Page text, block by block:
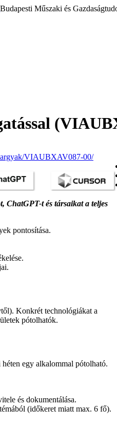
Budapesti Műszaki és
VIAUBXAV087-00/
ChatGPT-t és társaikat a teljes
pontosítása.
Konkrét technológiákat a
pótolhatók.
egy alkalommal pótolható.
és dokumentálása.
(időkeret miatt max. 6 fő).